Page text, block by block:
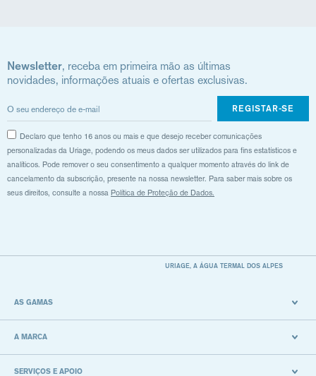
Newsletter, receba em primeira mão as últimas
novidades, informações atuais e ofertas exclusivas.
REGISTAR-SE
Declaro que tenho 16 anos ou mais e que desejo receber comunicações
personalizadas da Uriage, podendo os meus dados ser utilizados para fins estatísticos e
analíticos. Pode remover o seu consentimento a qualquer momento através do link de
cancelamento da subscrição, presente na nossa newsletter. Para saber mais sobre os
seus direitos, consulte a nossa Política de Proteção de Dados.
URIAGE, A ÁGUA TERMAL DOS ALPES
AS GAMAS
A MARCA
SERVIÇOS E APOIO